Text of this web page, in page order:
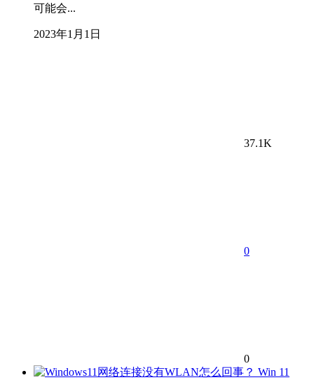
可能会...
2023年1月1日
37.1K
0
0
Win 11